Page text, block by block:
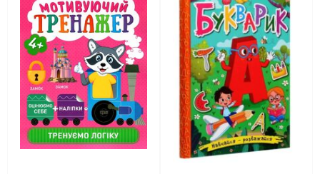
2025-08-11
Іван
2025-08-04
Павло
2025-08-01
Діана
2025-06-04